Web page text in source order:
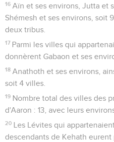
16 Aïn et ses environs, Jutta et
Shémesh et ses environs, soit
deux tribus.
17 Parmi les villes qui
donnèrent Gabaon et ses
18 Anathoth et ses environs,
soit 4 villes.
19 Nombre total des villes des
d'Aaron : 13, avec leurs
20 Les Lévites qui
descendants de Kehath